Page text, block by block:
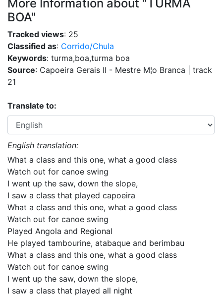
More Information about "TURMA
BOA"
Tracked views: 25
Classified as: Corrido/Chula
Keywords: turma,boa,turma boa
Source: Capoeira Gerais II - Mestre M¦o Branca | track
21
Translate to:
English translation:
What a class and this one, what a good class
Watch out for canoe swing
I went up the saw, down the slope,
I saw a class that played capoeira
What a class and this one, what a good class
Watch out for canoe swing
Played Angola and Regional
He played tambourine, atabaque and berimbau
What a class and this one, what a good class
Watch out for canoe swing
I went up the saw, down the slope,
I saw a class that played all night